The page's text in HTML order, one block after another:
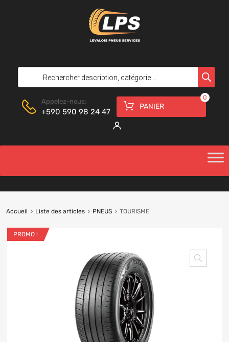
Appelez-nous:
+590 590 98 24 47
PANIER
0
Accueil Liste des articles PNEUS TOURISME
PROMO !